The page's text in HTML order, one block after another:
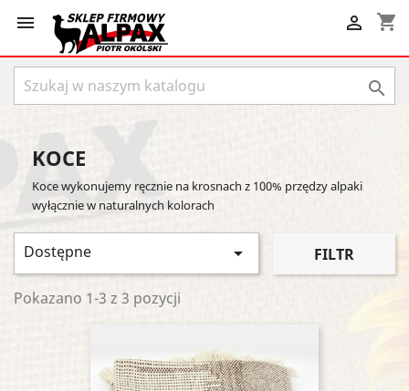
 shopping_cart


KOCE
Koce wykonujemy ręcznie na krosnach z 100% przędzy alpaki
wyłącznie w naturalnych kolorach
Dostępne  FILTR
Pokazano 1-3 z 3 pozycji